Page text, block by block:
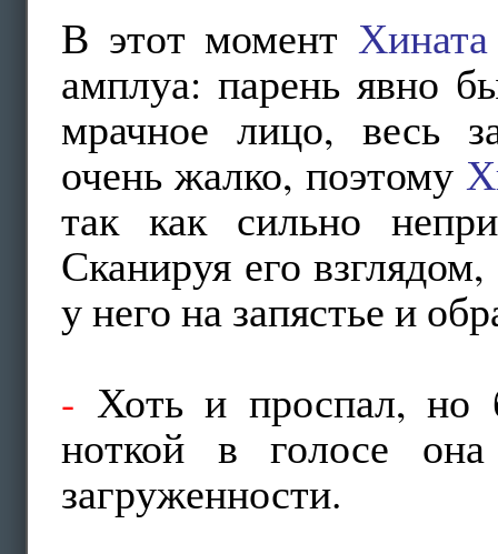
В этот момент Хината
амплуа: парень явно
мрачное лицо, весь
очень жалко, поэтому
так как сильно
Сканируя его
у него на запястье и
- Хоть и проспал, но
ноткой в голосе
загруженности.